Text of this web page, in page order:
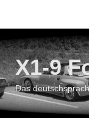
X1-9
Das